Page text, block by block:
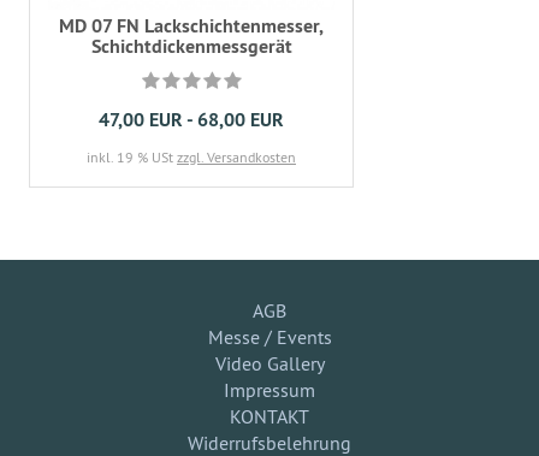
MD 07 FN Lackschichtenmesser,
Schichtdickenmessgerät
47,00 EUR - 68,00 EUR
inkl. 19 % USt zzgl. Versandkosten
AGB
Messe / Events
Video Gallery
Impressum
KONTAKT
Widerrufsbelehrung